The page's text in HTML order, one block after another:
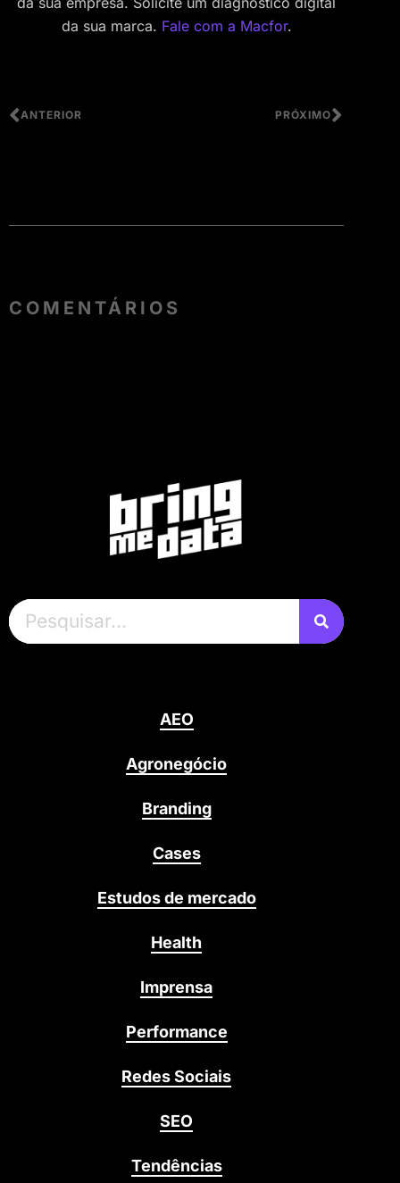
da sua marca. Fale com a Macfor.
ANTERIOR PRÓXIMO
COMENTÁRIOS
AEO
Agronegócio
Branding
Cases
Estudos de mercado
Health
Imprensa
Performance
Redes Sociais
SEO
Tendências